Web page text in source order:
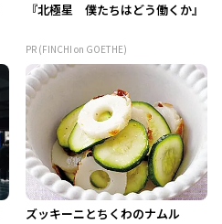
『北極星 僕たちはどう働くか』
PR (FINCHI on GOETHE)
ズッキーニとちくわのナムル